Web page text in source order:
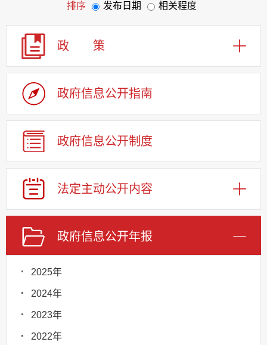
排序
发布日期 相关程度
政 策
政府信息公开指南
政府信息公开制度
法定主动公开内容
政府信息公开年报
2025年
2024年
2023年
2022年